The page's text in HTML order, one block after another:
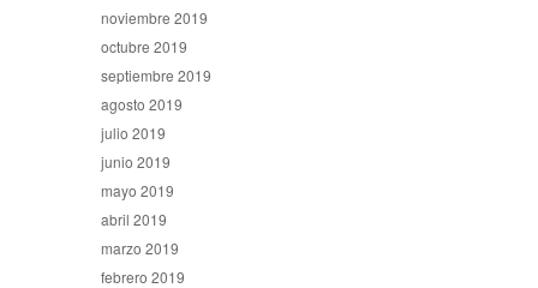
noviembre 2019
octubre 2019
septiembre 2019
agosto 2019
julio 2019
junio 2019
mayo 2019
abril 2019
marzo 2019
febrero 2019